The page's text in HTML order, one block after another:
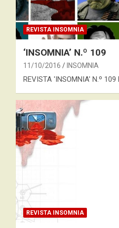
REVISTA INSOMNIA
‘INSOMNIA’ N.º 109
11/10/2016 INSOMNIA
REVISTA 'INSOMNIA' N.º
REVISTA INSOMNIA